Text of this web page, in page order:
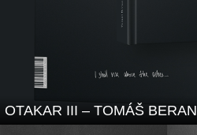
OTAKAR III – TOMÁŠ BERAN